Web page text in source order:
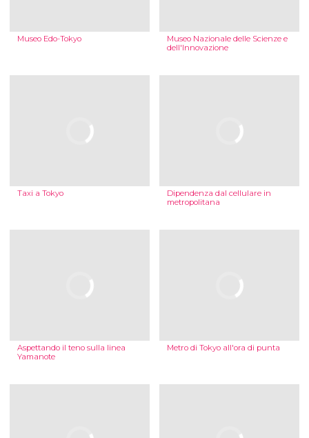
Museo Edo-Tokyo
Museo Nazionale delle Scienze e
dell'Innovazione
Taxi a Tokyo
Dipendenza dal cellulare in
metropolitana
Aspettando il teno sulla linea
Yamanote
Metro di Tokyo all'ora di punta